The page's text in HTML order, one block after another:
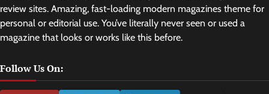
review sites. Amazing, fast-loading modern magazines theme for
personal or editorial use. You’ve literally never seen or used a
magazine that looks or works like this before.
Follow Us On: